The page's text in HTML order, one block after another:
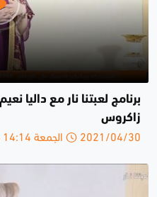
زاكروس
2021/04/30 الجمعة 14:14 م